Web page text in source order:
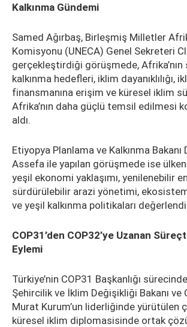
Kalkınma Gündemi
Samed Ağırbaş, Birleşmiş Milletler
Komisyonu (UNECA) Genel Sekreteri
gerçekleştirdiği görüşmede,
kalkınma hedefleri, iklim dayanıklılığı,
finansmanına erişim ve küresel iklim
Afrika’nın daha güçlü temsil edilmesi
aldı.
Etiyopya Planlama ve Kalkınma Bakanı
Assefa ile yapılan görüşmede ise
yeşil ekonomi yaklaşımı, yenilenebilir
sürdürülebilir arazi yönetimi,
ve yeşil kalkınma politikaları
COP31’den COP32’ye Uzanan
Eylemi
Türkiye’nin COP31 Başkanlığı
Şehircilik ve İklim Değişikliği Bakanı ve
Murat Kurum’un liderliğinde yürütülen
küresel iklim diplomasisinde ortak